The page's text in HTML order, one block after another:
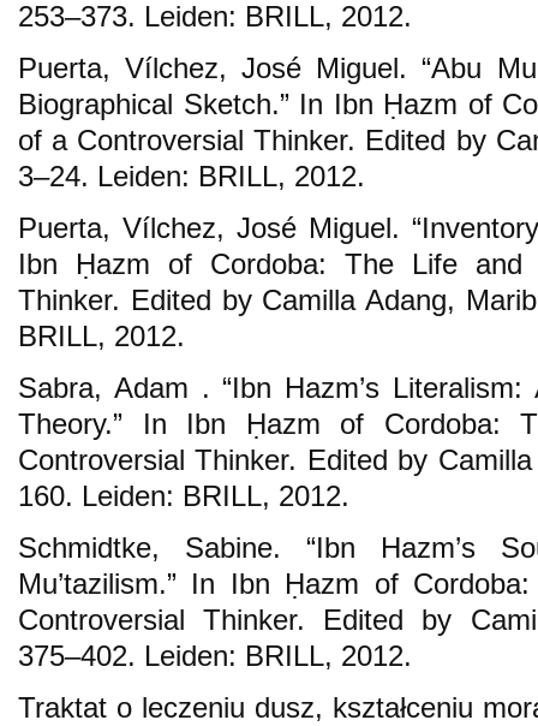
253–373. Leiden: BRILL, 2012.
Puerta, Vílchez, José Miguel. “Abu
Biographical Sketch.” In Ibn Ḥazm of
of a Controversial Thinker. Edited by
3–24. Leiden: BRILL, 2012.
Puerta, Vílchez, José Miguel.
Ibn Ḥazm of Cordoba: The Life and
Thinker. Edited by Camilla Adang,
BRILL, 2012.
Sabra, Adam . “Ibn Hazm’s
Theory.” In Ibn Ḥazm of Cordoba:
Controversial Thinker. Edited by
160. Leiden: BRILL, 2012.
Schmidtke, Sabine. “Ibn Hazm’s
Mu’tazilism.” In Ibn Ḥazm of
Controversial Thinker. Edited by
375–402. Leiden: BRILL, 2012.
Traktat o leczeniu dusz, kształceniu